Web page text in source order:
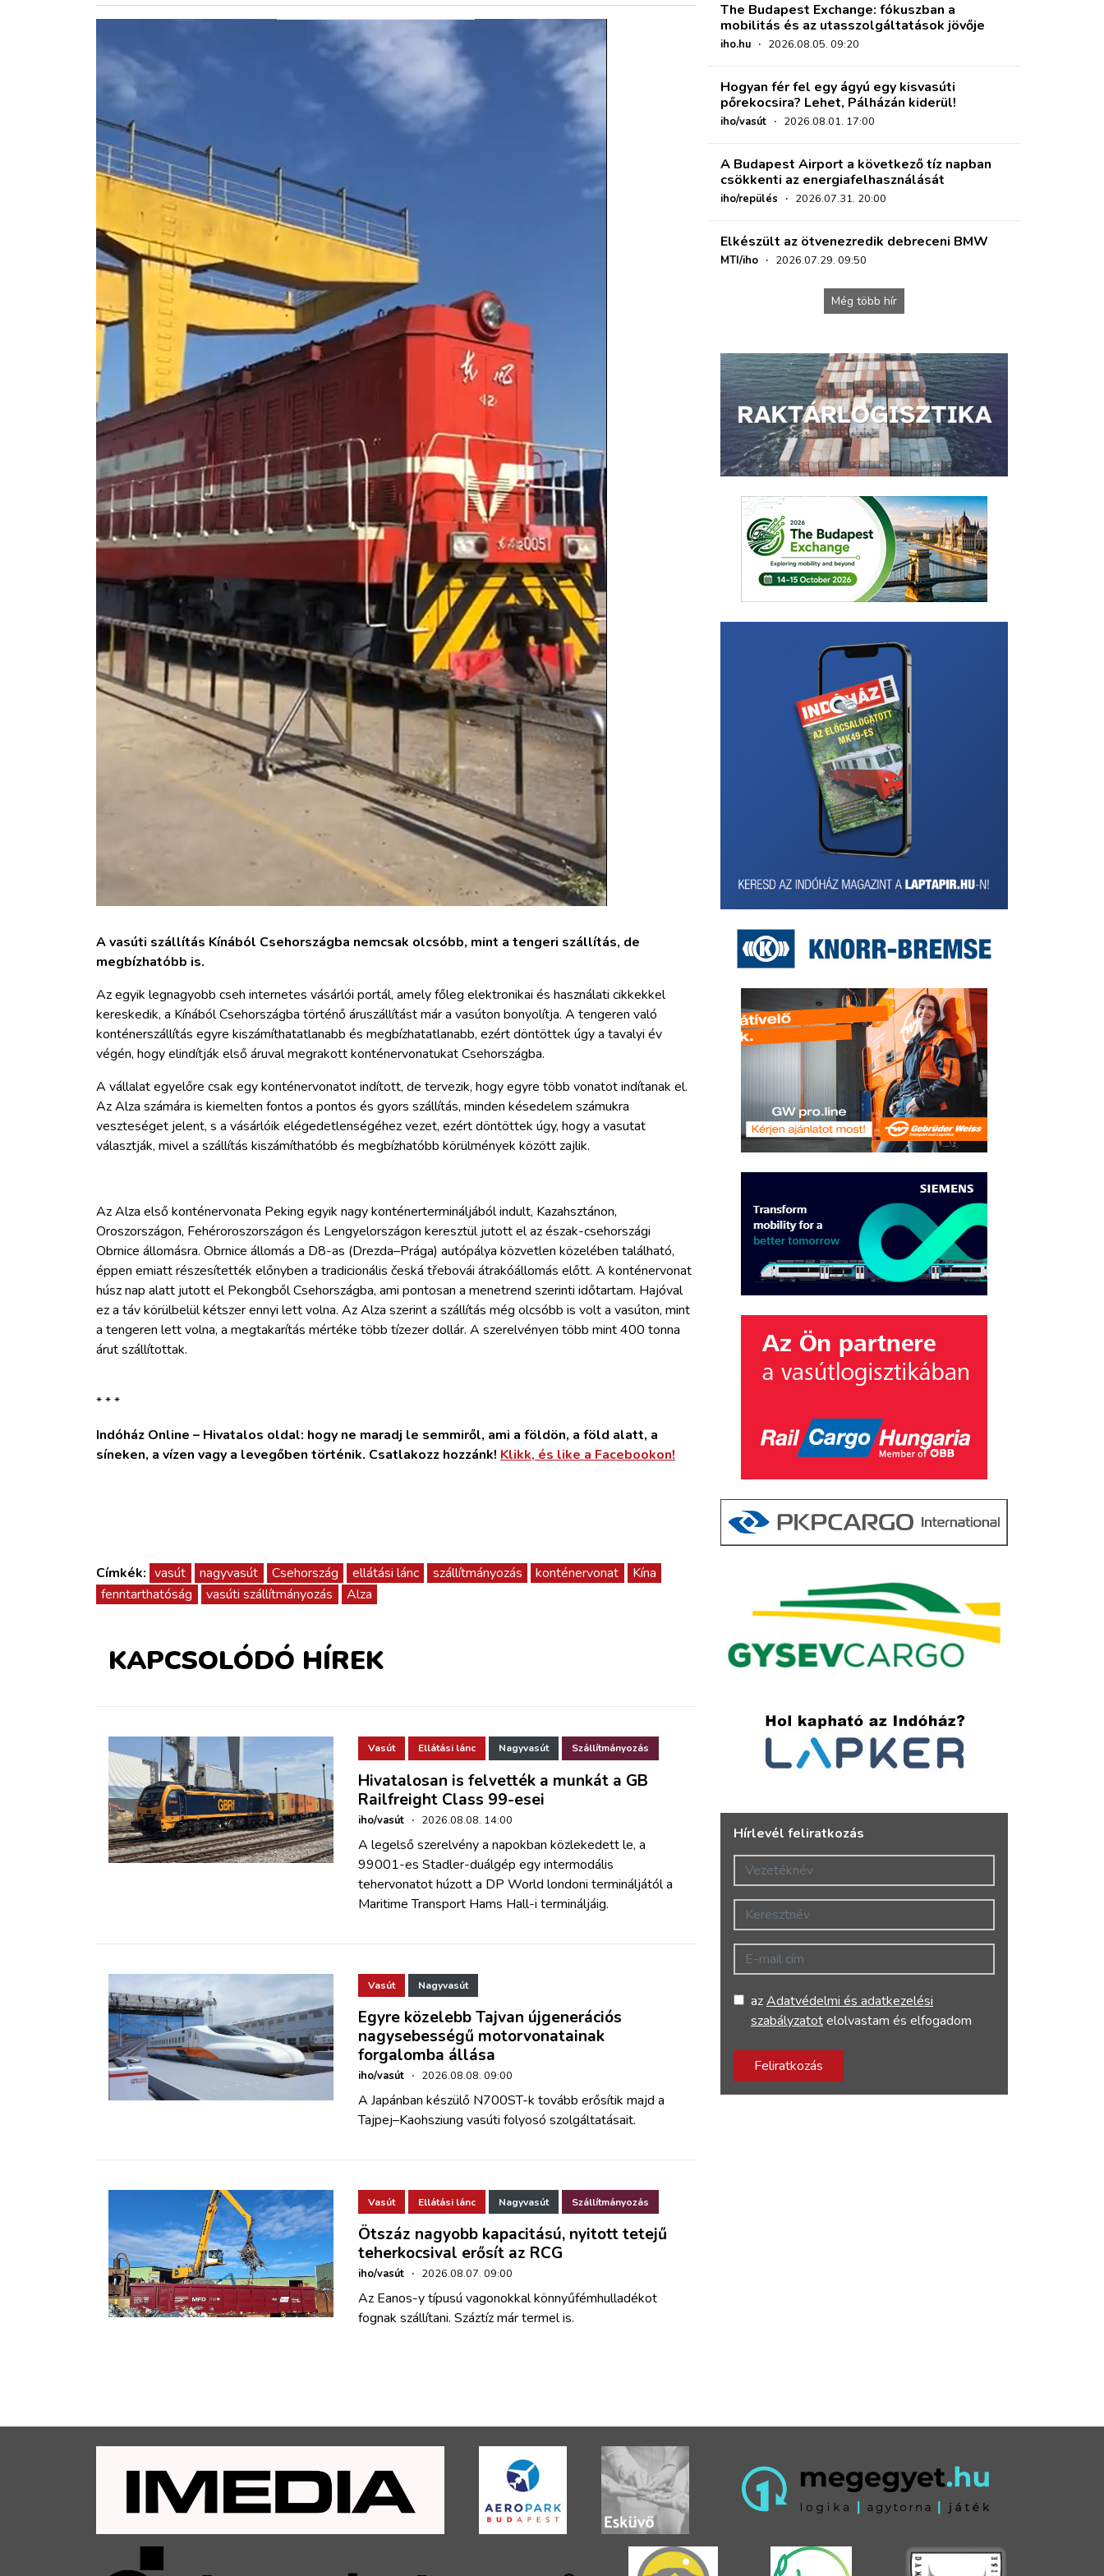
HAJÓZÁS
ARCHÍVUM
BELÉPÉS
A vasúti szállítás Kínából Csehországba nemcsak olcsóbb, mint a tengeri szállítás, de
megbízhatóbb is.
Az egyik legnagyobb cseh internetes vásárlói portál, amely főleg elektronikai és használati cikkekkel
kereskedik, a Kínából Csehországba történő áruszállítást már a vasúton bonyolítja. A tengeren való
konténerszállítás egyre kiszámíthatatlanabb és megbízhatatlanabb, ezért döntöttek úgy a tavalyi év
végén, hogy elindítják első áruval megrakott konténervonatukat Csehországba.
A vállalat egyelőre csak egy konténervonatot indított, de tervezik, hogy egyre több vonatot indítanak el.
Az Alza számára is kiemelten fontos a pontos és gyors szállítás, minden késedelem számukra
veszteséget jelent, s a vásárlóik elégedetlenségéhez vezet, ezért döntöttek úgy, hogy a vasutat
választják, mivel a szállítás kiszámíthatóbb és megbízhatóbb körülmények között zajlik.
Az Alza első konténervonata Peking egyik nagy konténertermináljából indult, Kazahsztánon,
Oroszországon, Fehéroroszországon és Lengyelországon keresztül jutott el az észak-csehországi
Obrnice állomásra. Obrnice állomás a D8-as (Drezda–Prága) autópálya közvetlen közelében található,
éppen emiatt részesítették előnyben a tradicionális česká třebovái átrakóállomás előtt. A konténervonat
húsz nap alatt jutott el Pekongből Csehországba, ami pontosan a menetrend szerinti időtartam. Hajóval
ez a táv körülbelül kétszer ennyi lett volna. Az Alza szerint a szállítás még olcsóbb is volt a vasúton, mint
a tengeren lett volna, a megtakarítás mértéke több tízezer dollár. A szerelvényen több mint 400 tonna
árut szállítottak.
* * *
Indóház Online – Hivatalos oldal: hogy ne maradj le semmiről, ami a földön, a föld alatt, a
síneken, a vízen vagy a levegőben történik. Csatlakozz hozzánk! Klikk, és like a Facebookon!
Címkék: vasút nagyvasút Csehország ellátási lánc szállítmányozás konténervonat
Kína
fenntarthatóság
vasúti szállítmányozás Alza
KAPCSOLÓDÓ HÍREK
Vasút Ellátási lánc Nagyvasút Szállítmányozás
Hivatalosan is felvették a munkát a GB
Railfreight Class 99-esei
iho/vasút · 2026.08.08. 14:00
A legelső szerelvény a napokban közlekedett le, a
99001-es Stadler-duálgép egy intermodális
tehervonatot húzott a DP World londoni termináljától a
Maritime Transport Hams Hall-i termináljáig.
Vasút Nagyvasút
Egyre közelebb Tajvan újgenerációs
nagysebességű motorvonatainak
forgalomba állása
iho/vasút · 2026.08.08. 09:00
A Japánban készülő N700ST-k tovább erősítik majd a
Tajpej–Kaohsziung vasúti folyosó szolgáltatásait.
Vasút Ellátási lánc Nagyvasút Szállítmányozás
Ötszáz nagyobb kapacitású, nyitott tetejű
teherkocsival erősít az RCG
iho/vasút · 2026.08.07. 09:00
Az Eanos-y típusú vagonokkal könnyűfémhulladékot
fognak szállítani. Száztíz már termel is.
The Budapest Exchange: fókuszban a
mobilitás és az utasszolgáltatások jövője
iho.hu · 2026.08.05. 09:20
Hogyan fér fel egy ágyú egy kisvasúti
pőrekocsira? Lehet, Pálházán kiderül!
iho/vasút · 2026.08.01. 17:00
A Budapest Airport a következő tíz napban
csökkenti az energiafelhasználását
iho/repülés · 2026.07.31. 20:00
Elkészült az ötvenezredik debreceni BMW
MTI/iho · 2026.07.29. 09:50
Még több hír
Hírlevél feliratkozás
Vezetéknév
Keresztnév
E-mail cím
azAdatvédelmi és adatkezelési
szabályzatotelolvastam és elfogadom
Feliratkozás